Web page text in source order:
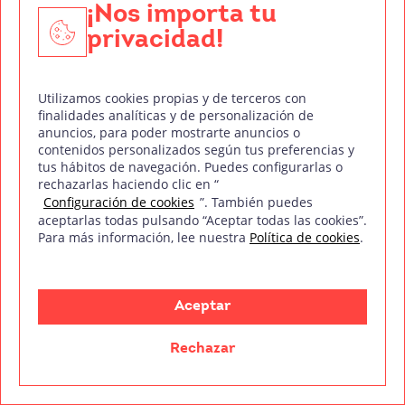
Martin Garrix, David Guetta… Hay nombres cuya fama
¡Nos importa tu
privacidad!
Utilizamos cookies propias y de terceros con
finalidades analíticas y de personalización de
anuncios, para poder mostrarte anuncios o
contenidos personalizados según tus preferencias y
tus hábitos de navegación. Puedes configurarlas o
rechazarlas haciendo clic en “
Configuración de cookies ”. También puedes
aceptarlas todas pulsando “Aceptar todas las cookies”.
Para más información, lee nuestra Política de cookies.
Aceptar
Rechazar